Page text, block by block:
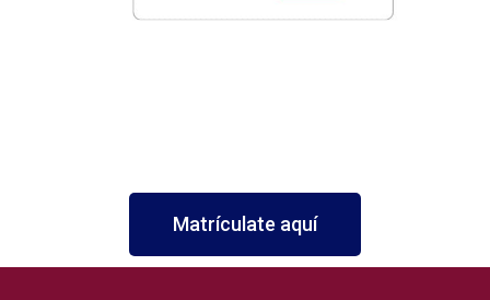
Matrículate aquí